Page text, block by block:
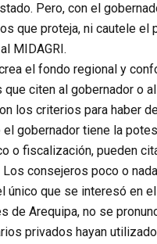
Pero, con el
que proteja, ni cautele
MIDAGRI.
el fondo regional y
citen al gobernador o
los criterios para haber
gobernador tiene la
o fiscalización, pueden
consejeros poco o
único que se interesó en
de Arequipa, no se
privados hayan